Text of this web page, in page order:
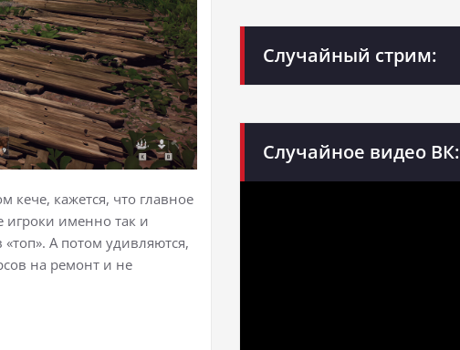
кажется, что главное
именно так и
А потом удивляются,
на ремонт и не
Случайный стрим:
Случайное видео ВК: